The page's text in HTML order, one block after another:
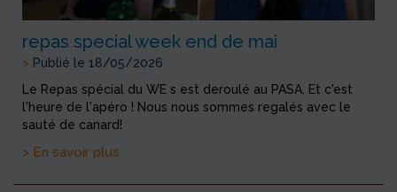
repas special week end de mai
> Publié le 18/05/2026
Le Repas spécial du WE s est deroulé au PASA. Et c'est
l'heure de l'apéro ! Nous nous sommes regalés avec le
sauté de canard!
> En savoir plus